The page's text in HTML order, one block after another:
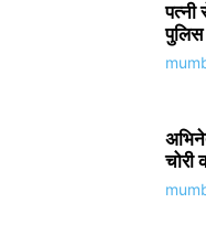
पत्नी
चोरी